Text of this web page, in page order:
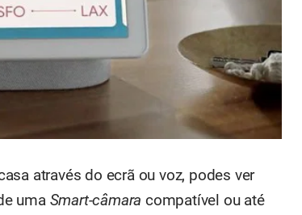
através do ecrã ou voz, podes ver
uma Smart-câmara compatível ou até